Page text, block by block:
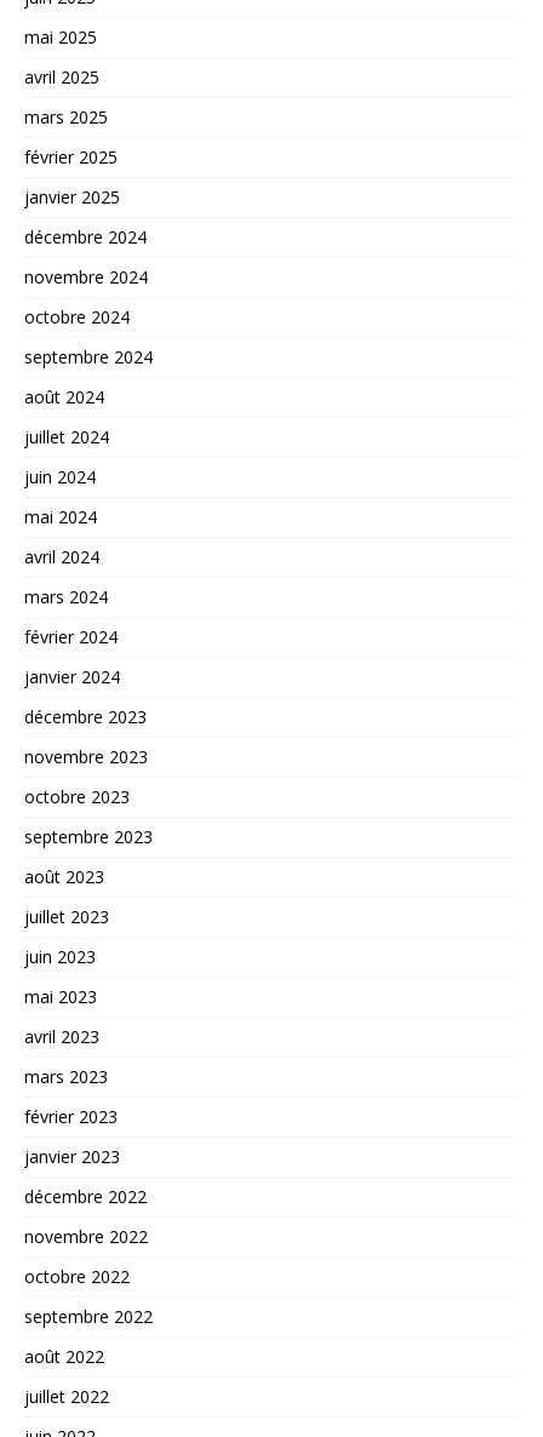
mai 2025
avril 2025
mars 2025
février 2025
janvier 2025
décembre 2024
novembre 2024
octobre 2024
septembre 2024
août 2024
juillet 2024
juin 2024
mai 2024
avril 2024
mars 2024
février 2024
janvier 2024
décembre 2023
novembre 2023
octobre 2023
septembre 2023
août 2023
juillet 2023
juin 2023
mai 2023
avril 2023
mars 2023
février 2023
janvier 2023
décembre 2022
novembre 2022
octobre 2022
septembre 2022
août 2022
juillet 2022